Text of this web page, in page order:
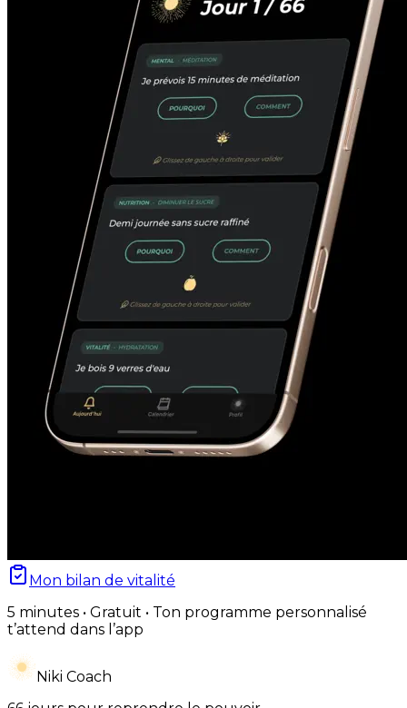
Mon bilan de vitalité
5 minutes • Gratuit • Ton programme personnalisé
t’attend dans l’app
Niki Coach